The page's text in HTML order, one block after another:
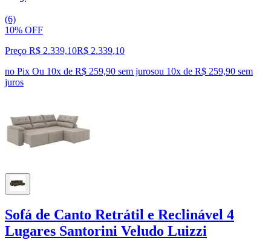
(6)
10% OFF
Preço R$ 2.339,10R$ 2.339,10
no Pix Ou 10x de R$ 259,90 sem jurosou 10x de R$ 259,90 sem
juros
Sofá de Canto Retrátil e Reclinável 4
Lugares Santorini Veludo Luizzi